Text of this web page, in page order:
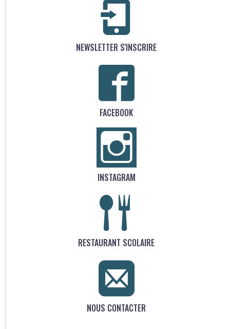
NEWSLETTER S'INSCRIRE
FACEBOOK
INSTAGRAM
RESTAURANT SCOLAIRE
NOUS CONTACTER